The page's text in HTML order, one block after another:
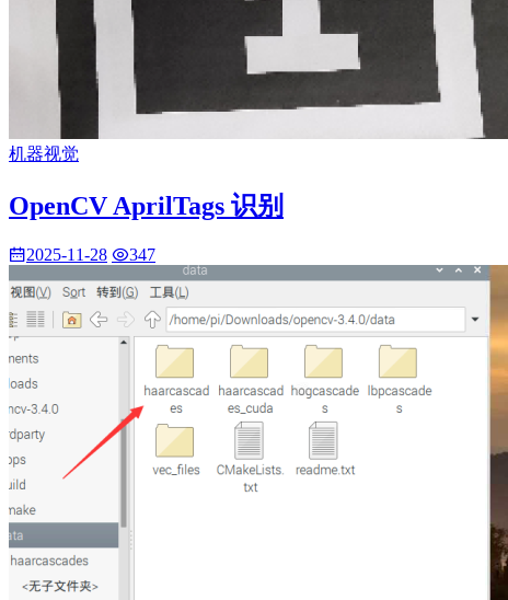
机器视觉
OpenCV AprilTags 识别
2025-11-28 347